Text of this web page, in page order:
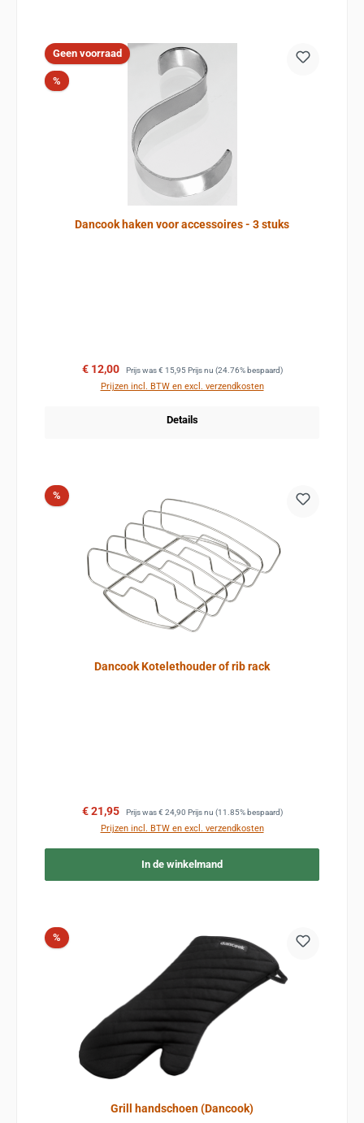
Geen voorraad
%Korting
Dancook haken voor accessoires - 3 stuks
Verkoopprijs:
€ 12,00 Prijs was Normale prijs:
€ 15,95Prijs nu (24.76% bespaard)
Prijzen incl. BTW en excl. verzendkosten
Details
%Korting
Dancook Kotelethouder of rib rack
Verkoopprijs:
€ 21,95 Prijs was Normale prijs:
€ 24,90 Prijs nu (11.85% bespaard)
Prijzen incl. BTW en excl. verzendkosten
In de winkelmand
%Korting
Grill handschoen (Dancook)